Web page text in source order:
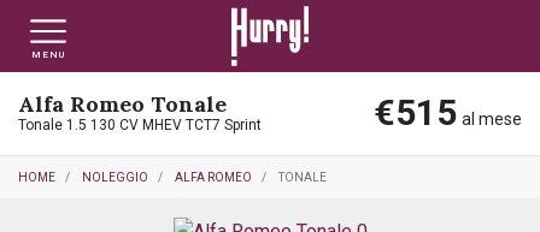
MENU
Alfa Romeo Tonale
Tonale 1.5 130 CV MHEV TCT7 Sprint €515 al mese
HOME NOLEGGIO ALFA ROMEO TONALE
NLT PRIVATI
NLT USATO PRIVATI
NLT NUOVO